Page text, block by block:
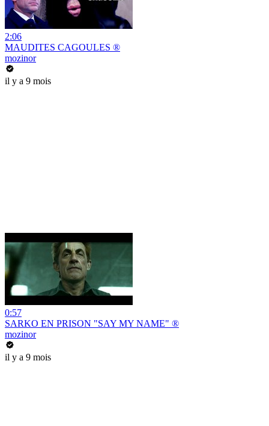
2:06
MAUDITES CAGOULES ®
mozinor
il y a 9 mois
0:57
SARKO EN PRISON "SAY MY NAME" ®
mozinor
il y a 9 mois